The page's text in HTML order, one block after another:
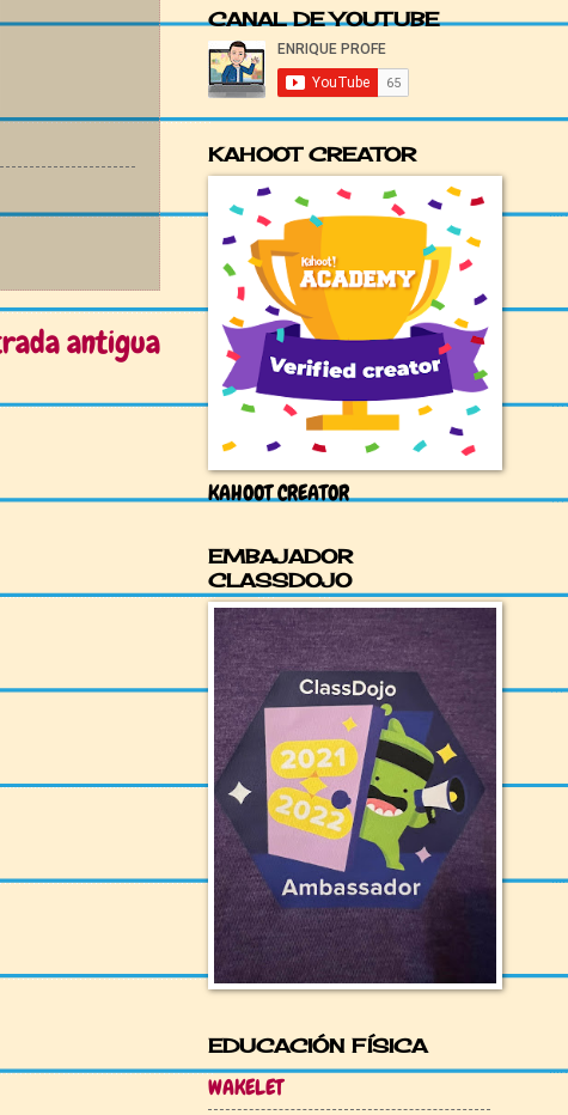
antigua
CANAL DE YOUTUBE
KAHOOT CREATOR
KAHOOT CREATOR
EMBAJADOR
CLASSDOJO
EDUCACIÓN FÍSICA
WAKELET